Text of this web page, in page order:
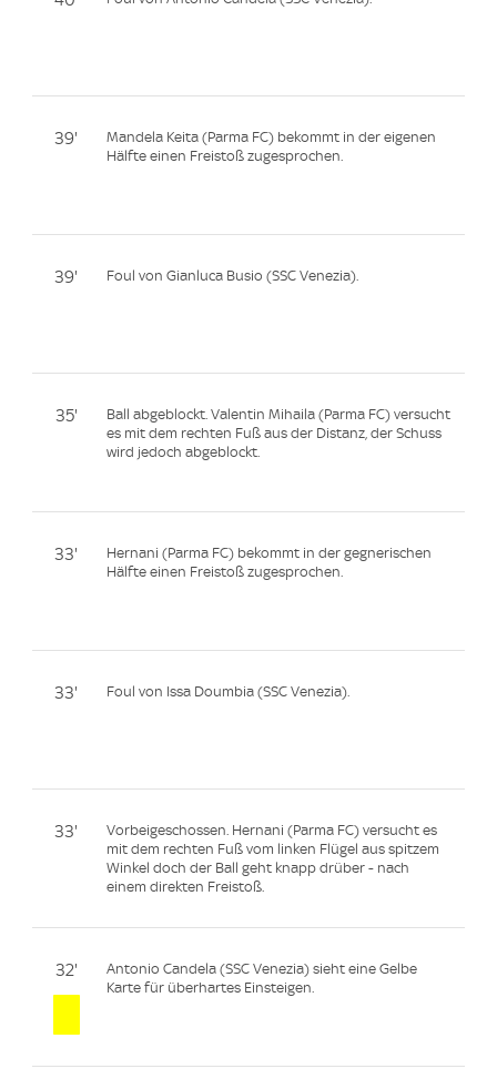
39'
Mandela Keita (Parma FC) bekommt in der eigenen
Hälfte einen Freistoß zugesprochen.
39' Foul von Gianluca Busio (SSC Venezia).
35'
Ball abgeblockt. Valentin Mihaila (Parma FC) versucht
es mit dem rechten Fuß aus der Distanz, der Schuss
wird jedoch abgeblockt.
33'
Hernani (Parma FC) bekommt in der gegnerischen
Hälfte einen Freistoß zugesprochen.
33' Foul von Issa Doumbia (SSC Venezia).
33'
Vorbeigeschossen. Hernani (Parma FC) versucht es
mit dem rechten Fuß vom linken Flügel aus spitzem
Winkel doch der Ball geht knapp drüber - nach
einem direkten Freistoß.
32'
Antonio Candela (SSC Venezia) sieht eine Gelbe
Karte für überhartes Einsteigen.